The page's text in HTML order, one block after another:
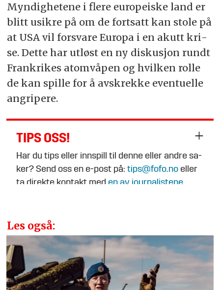
Myn­dig­he­te­ne i fle­re eu­ro­pe­is­ke land er
blitt usik­re på om de fort­satt kan sto­le på
at USA vil for­sva­re Europa i en akutt kri­
se. Det­te har ut­løst en ny dis­ku­sjon rundt
Frankrikes atom­vå­pen og hvil­ken rol­le
de kan spil­le for å av­skrek­ke even­tu­el­le
an­gri­pe­re.
TIPS OSS!
Har du tips el­ler inn­spill til den­ne el­ler and­re sa­
ker? Send oss en e-post på:tips@fofo.no el­ler
ta di­rek­te kon­takt med en av jour­na­lis­te­ne
Les også: